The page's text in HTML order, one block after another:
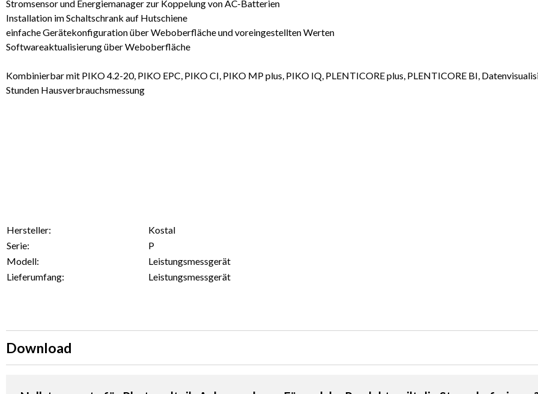
Stromsensor und Energiemanager zur Koppelung von AC-Batterien
Installation im Schaltschrank auf Hutschiene
einfache Gerätekonfiguration über Weboberfläche und voreingestellten Werten
Softwareaktualisierung über Weboberfläche
Kombinierbar mit PIKO 4.2-20, PIKO EPC, PIKO CI, PIKO MP plus, PIKO IQ, PLENTICORE plus, PLENTICORE BI,
Stunden Hausverbrauchsmessung
Hersteller:
Kostal
Serie:
P
Modell:
Leistungsmessgerät
Lieferumfang:
Leistungsmessgerät
Download